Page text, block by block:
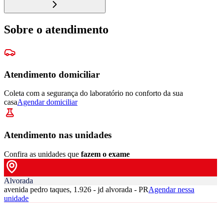
Sobre o atendimento
Atendimento domiciliar
Coleta com a segurança do laboratório no conforto da sua
casaAgendar domiciliar
Atendimento nas unidades
Confira as unidades que fazem o exame
Alvorada
avenida pedro taques, 1.926 - jd alvorada - PRAgendar nessa
unidade